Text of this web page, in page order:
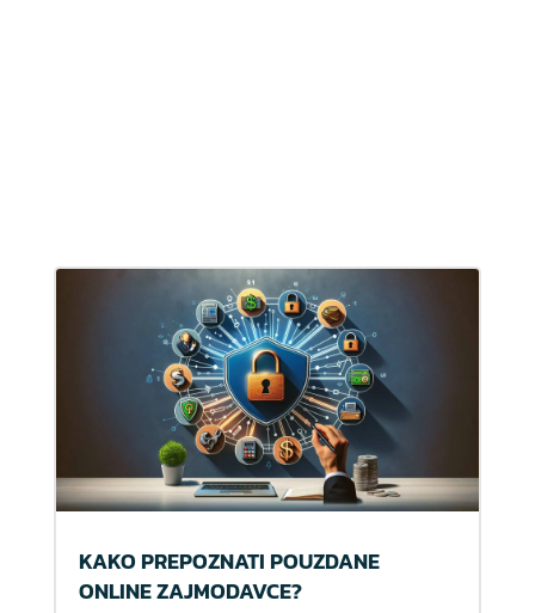
KAKO PREPOZNATI POUZDANE
ONLINE ZAJMODAVCE?